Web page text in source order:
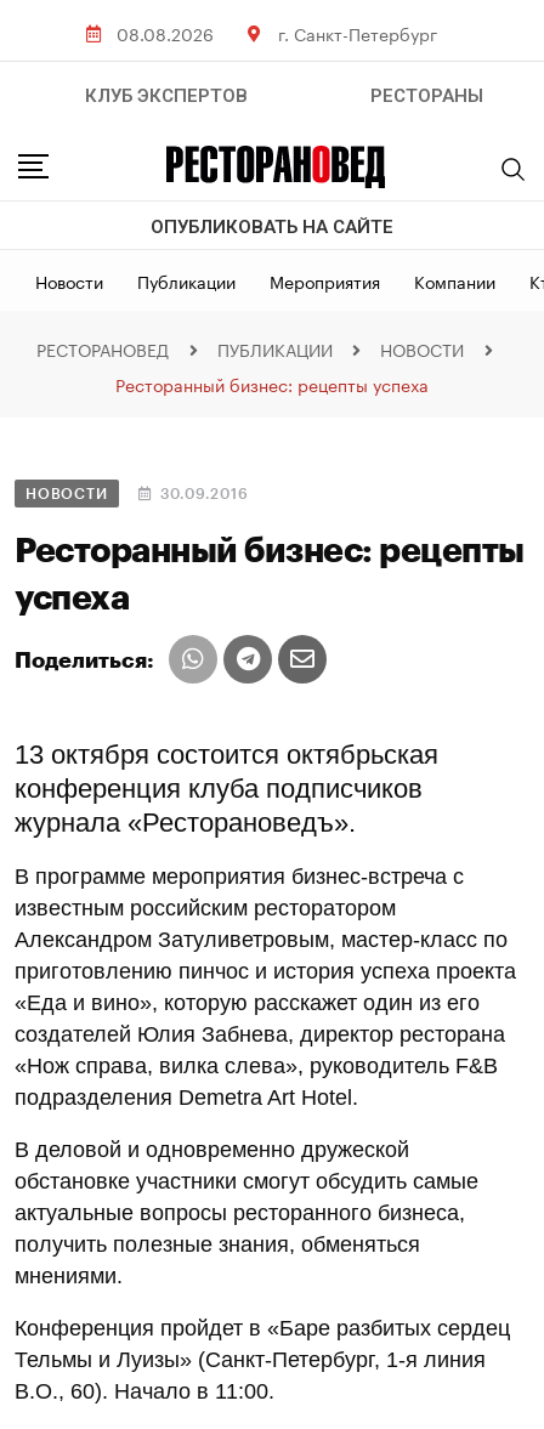
08.08.2026 г. Санкт-Петербург
КЛУБ ЭКСПЕРТОВ РЕСТОРАНЫ
ОПУБЛИКОВАТЬ НА САЙТЕ
Новости Публикации Мероприятия Компании
РЕСТОРАНОВЕД ПУБЛИКАЦИИ
НОВОСТИ
Ресторанный бизнес: рецепты успеха
НОВОСТИ 30.09.2016
Ресторанный бизнес: рецепты
успеха
Поделиться:
13 октября состоится октябрьская
конференция клуба подписчиков
журнала «Ресторановедъ».
В программе мероприятия бизнес-встреча с
известным российским ресторатором
Александром Затуливетровым, мастер-класс по
приготовлению пинчос и история успеха проекта
«Еда и вино», которую расскажет один из его
создателей Юлия Забнева, директор ресторана
«Нож справа, вилка слева», руководитель F&B
подразделения Demetra Art Hotel.
В деловой и одновременно дружеской
обстановке участники смогут обсудить самые
актуальные вопросы ресторанного бизнеса,
получить полезные знания, обменяться
мнениями.
Конференция пройдет в «Баре разбитых сердец
Тельмы и Луизы» (Санкт-Петербург, 1-я линия
В.О., 60). Начало в 11:00.